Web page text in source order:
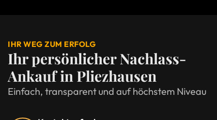
IHR WEG ZUM ERFOLG
Ihr persönlicher Nachlass-
Ankauf in Pliezhausen
Einfach, transparent und auf höchstem Niveau